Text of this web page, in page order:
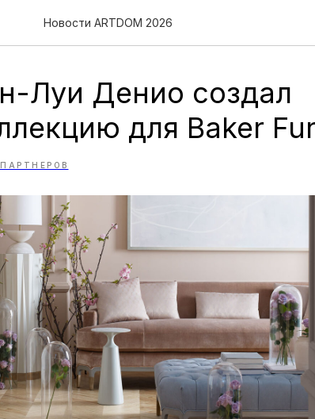
Новости ARTDOM 2026
Луи Денио создал
для Baker